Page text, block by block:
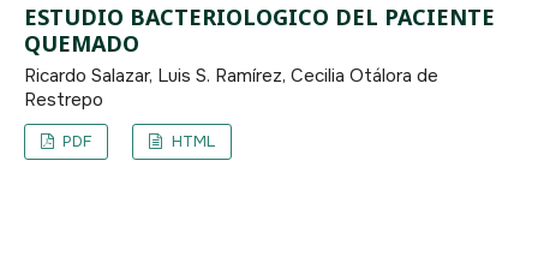
ESTUDIO BACTERIOLOGICO DEL PACIENTE
QUEMADO
Ricardo Salazar, Luis S. Ramírez, Cecilia Otálora de
Restrepo
PDF HTML